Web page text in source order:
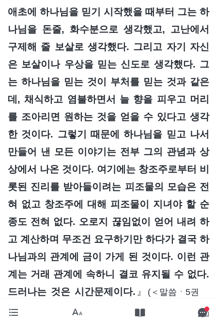
애초에 하나님을 믿기 시작했을 때부터 그는 하
나님을 돈줄, 화수분으로 생각했고, 고난에서
구제해 줄 보살로 생각했다. 그리고 자기 자신
은 보살이나 우상을 믿는 신도로 생각했다. 그
는 하나님을 믿는 것이 부처를 믿는 것과 같은
데, 채식하고 염불하면서 늘 향을 피우고 머리
를 조아리면 원하는 것을 얻을 수 있다고 생각
한 것이다. 그렇기 때문에 하나님을 믿고 나서
만들어 낸 모든 이야기는 전부 그의 관념과 상
상에서 나온 것이다. 여기에는 창조주로부터 비
롯된 진리를 받아들이려는 피조물의 모습은 전
혀 없고 창조주에 대해 피조물이 지녀야 할 순
종도 전혀 없다. 오로지 끊임없이 얻어 내려 하
고 계산하며 무조건 요구하기만 하다가 결국 하
나님과의 관계에 금이 가게 된 것이다. 이런 관
계는 거래 관계에 속하니 결코 유지될 수 없다.
드러나는 것은 시간문제이다. 』 (＜말씀ㆍ5권
리더 일꾼의 직책ㆍ리더 일꾼의 직책(16)＞ 중에서)